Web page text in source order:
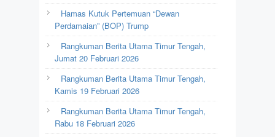
Hamas Kutuk Pertemuan “Dewan
Perdamaian” (BOP) Trump
Rangkuman Berita Utama Timur Tengah,
Jumat 20 Februari 2026
Rangkuman Berita Utama Timur Tengah,
Kamis 19 Februari 2026
Rangkuman Berita Utama Timur Tengah,
Rabu 18 Februari 2026